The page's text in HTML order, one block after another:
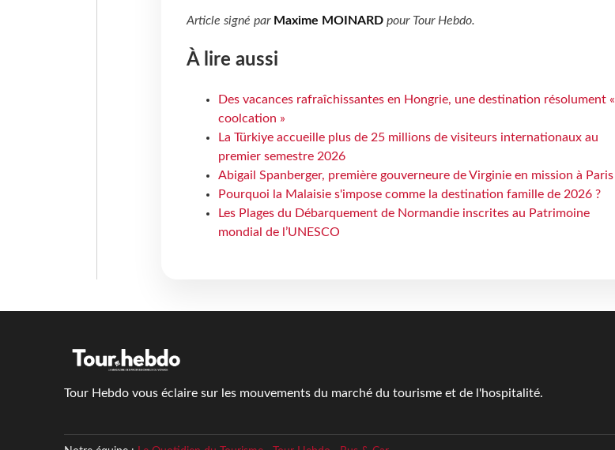
Article signé par Maxime MOINARDpour Tour Hebdo.
À lire aussi
Des vacances rafraîchissantes en Hongrie, une destination résolument «
coolcation »
La Türkiye accueille plus de 25 millions de visiteurs internationaux au
premier semestre 2026
Abigail Spanberger, première gouverneure de Virginie en mission à Paris
Pourquoi la Malaisie s'impose comme la destination famille de 2026 ?
Les Plages du Débarquement de Normandie inscrites au Patrimoine
mondial de l’UNESCO
Tour Hebdo vous éclaire sur les mouvements du marché du tourisme et de l'hospitalité.